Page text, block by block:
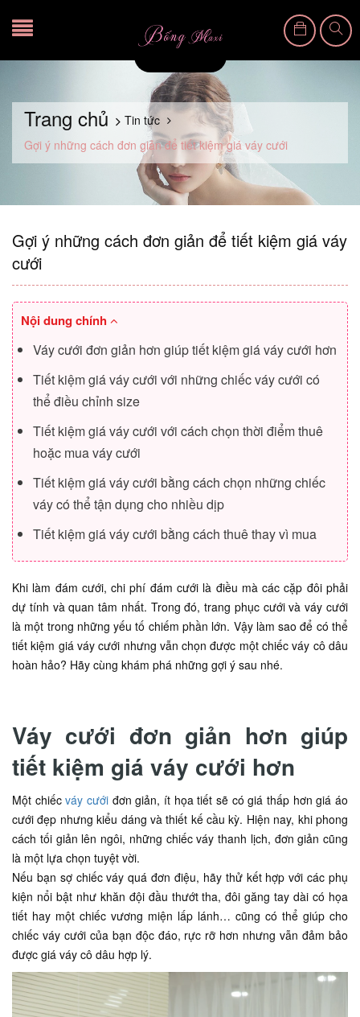
Trang chủ
Tin tức
Gợi ý những cách đơn giản để tiết kiệm giá váy cưới
Gợi ý những cách đơn giản để tiết kiệm giá váy
cưới
Nội dung chính
Váy cưới đơn giản hơn giúp tiết kiệm giá váy cưới hơn
Tiết kiệm giá váy cưới với những chiếc váy cưới có
thể điều chỉnh size
Tiết kiệm giá váy cưới với cách chọn thời điểm thuê
hoặc mua váy cưới
Tiết kiệm giá váy cưới bằng cách chọn những chiếc
váy có thể tận dụng cho nhiều dịp
Tiết kiệm giá váy cưới bằng cách thuê thay vì mua
Khi làm đám cưới, chi phí đám cưới là điều mà các cặp đôi phải
dự tính và quan tâm nhất. Trong đó, trang phục cưới và váy cưới
là một trong những yếu tố chiếm phần lớn. Vậy làm sao để có thể
tiết kiệm giá váy cưới nhưng vẫn chọn được một chiếc váy cô dâu
hoàn hảo? Hãy cùng khám phá những gợi ý sau nhé.
Váy cưới đơn giản hơn giúp
tiết kiệm giá váy cưới hơn
Một chiếcváy cưới đơn giản, ít họa tiết sẽ có giá thấp hơn giá áo
cưới đẹp nhưng kiểu dáng và thiết kế cầu kỳ. Hiện nay, khi phong
cách tối giản lên ngôi, những chiếc váy thanh lịch, đơn giản cũng
là một lựa chọn tuyệt vời.
Nếu bạn sợ chiếc váy quá đơn điệu, hãy thử kết hợp với các phụ
kiện nổi bật như khăn đội đầu thướt tha, đôi găng tay dài có họa
tiết hay một chiếc vương miện lấp lánh… cũng có thể giúp cho
chiếc váy cưới của bạn độc đáo, rực rỡ hơn nhưng vẫn đảm bảo
được giá váy cô dâu hợp lý.